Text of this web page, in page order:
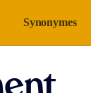
Synonymes